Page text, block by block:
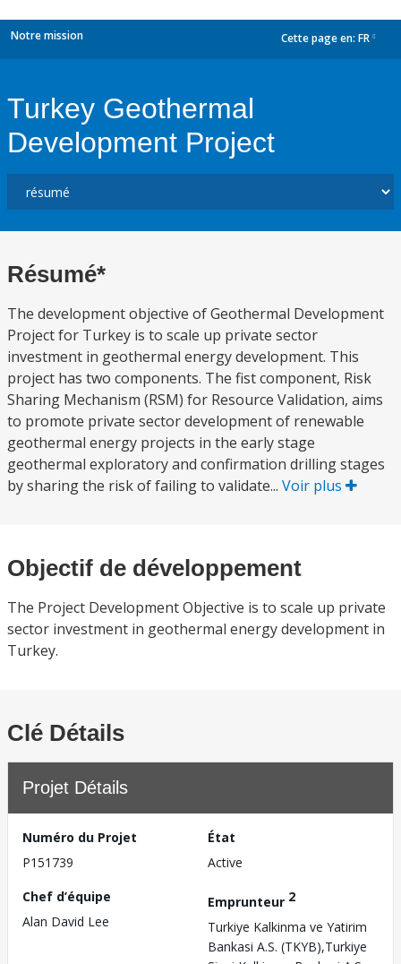
Notre mission Cette page en: FR
Turkey Geothermal
Development Project
Résumé*
The development objective of Geothermal Development
Project for Turkey is to scale up private sector
investment in geothermal energy development. This
project has two components. The fist component, Risk
Sharing Mechanism (RSM) for Resource Validation, aims
to promote private sector development of renewable
geothermal energy projects in the early stage
geothermal exploratory and confirmation drilling stages
by sharing the risk of failing to validate... Voir plus
Objectif de développement
The Project Development Objective is to scale up private
sector investment in geothermal energy development in
Turkey.
Clé Détails
Projet Détails
Numéro du Projet
P151739
État
Active
Chef d’équipe
Alan David Lee
Emprunteur 2
Turkiye Kalkinma ve Yatirim
Bankasi A.S. (TKYB),Turkiye